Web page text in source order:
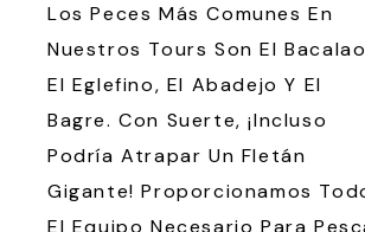
Los Peces Más Comunes En
Nuestros Tours Son El
El Eglefino, El Abadejo Y El
Bagre. Con Suerte, ¡incluso
Podría Atrapar Un Fletán
Gigante! Proporcionamos
El Equipo Necesario Para